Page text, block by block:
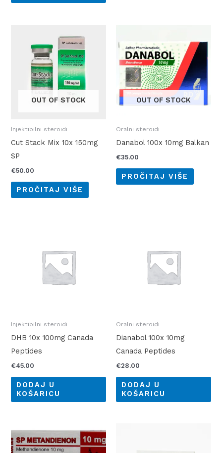
OUT OF STOCK
Injektibilni steroidi
Cut Stack Mix 10x 150mg
SP
€50.00
PROČITAJ VIŠE
OUT OF STOCK
Oralni steroidi
Danabol 100x 10mg Balkan
€35.00
PROČITAJ VIŠE
Injektibilni steroidi
DHB 10x 100mg Canada
Peptides
€45.00
DODAJ U
KOŠARICU
Oralni steroidi
Dianabol 100x 10mg
Canada Peptides
€28.00
DODAJ U
KOŠARICU